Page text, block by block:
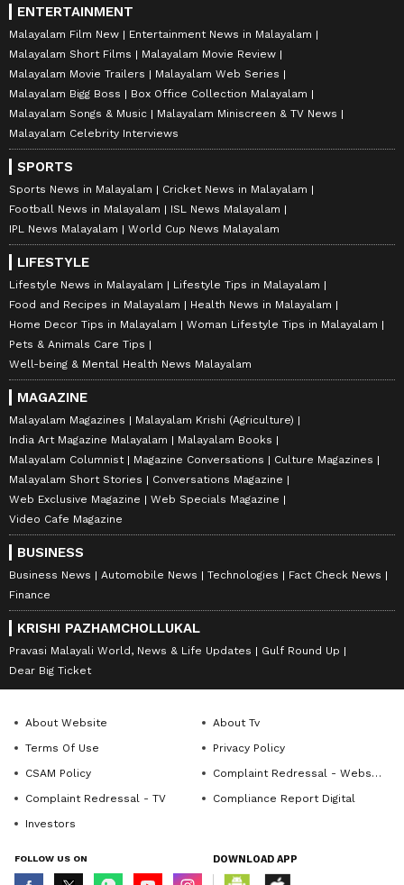
ENTERTAINMENT
Malayalam Film New
Entertainment News in Malayalam
Malayalam Short Films
Malayalam Movie Review
Malayalam Movie Trailers
Malayalam Web Series
Malayalam Bigg Boss
Box Office Collection Malayalam
Malayalam Songs & Music
Malayalam Miniscreen & TV News
Malayalam Celebrity Interviews
SPORTS
Sports News in Malayalam
Cricket News in Malayalam
Football News in Malayalam
ISL News Malayalam
IPL News Malayalam
World Cup News Malayalam
LIFESTYLE
Lifestyle News in Malayalam
Lifestyle Tips in Malayalam
Food and Recipes in Malayalam
Health News in Malayalam
Home Decor Tips in Malayalam
Woman Lifestyle Tips in Malayalam
Pets & Animals Care Tips
Well-being & Mental Health News Malayalam
MAGAZINE
Malayalam Magazines
Malayalam Krishi (Agriculture)
India Art Magazine Malayalam
Malayalam Books
Malayalam Columnist
Magazine Conversations
Culture Magazines
Malayalam Short Stories
Conversations Magazine
Web Exclusive Magazine
Web Specials Magazine
Video Cafe Magazine
BUSINESS
Business News Automobile News Technologies
Fact Check News
Finance
KRISHI PAZHAMCHOLLUKAL
Pravasi Malayali World, News & Life Updates
Gulf Round Up
Dear Big Ticket
About Website
About Tv
Terms Of Use
Privacy Policy
CSAM Policy
Complaint Redressal - Website
Complaint Redressal - TV
Compliance Report Digital
Investors
FOLLOW US ON DOWNLOAD APP